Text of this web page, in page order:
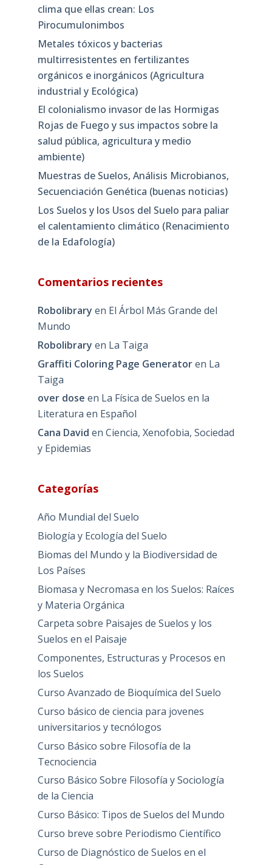
clima que ellas crean: Los
Pirocumulonimbos
Metales tóxicos y bacterias
multirresistentes en fertilizantes
orgánicos e inorgánicos (Agricultura
industrial y Ecológica)
El colonialismo invasor de las Hormigas
Rojas de Fuego y sus impactos sobre la
salud pública, agricultura y medio
ambiente)
Muestras de Suelos, Análisis Microbianos,
Secuenciación Genética (buenas noticias)
Los Suelos y los Usos del Suelo para paliar
el calentamiento climático (Renacimiento
de la Edafología)
Comentarios recientes
Robolibrary en El Árbol Más Grande del
Mundo
Robolibrary en La Taiga
Graffiti Coloring Page Generatoren La
Taiga
over dose en La Física de Suelos en la
Literatura en Español
Cana David en Ciencia, Xenofobia, Sociedad
y Epidemias
Categorías
Año Mundial del Suelo
Biología y Ecología del Suelo
Biomas del Mundo y la Biodiversidad de
Los Países
Biomasa y Necromasa en los Suelos: Raíces
y Materia Orgánica
Carpeta sobre Paisajes de Suelos y los
Suelos en el Paisaje
Componentes, Estructuras y Procesos en
los Suelos
Curso Avanzado de Bioquímica del Suelo
Curso básico de ciencia para jovenes
universitarios y tecnólogos
Curso Básico sobre Filosofía de la
Tecnociencia
Curso Básico Sobre Filosofía y Sociología
de la Ciencia
Curso Básico: Tipos de Suelos del Mundo
Curso breve sobre Periodismo Científico
Curso de Diagnóstico de Suelos en el